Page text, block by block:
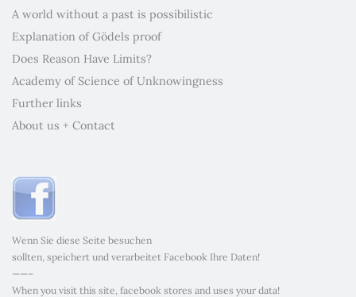
A world without a past is possibilistic
Explanation of Gödels proof
Does Reason Have Limits?
Academy of Science of Unknowingness
Further links
About us + Contact
Wenn Sie diese Seite besuchen
sollten, speichert und verarbeitet Facebook Ihre Daten!
——–
When you visit this site, facebook stores and uses your data!